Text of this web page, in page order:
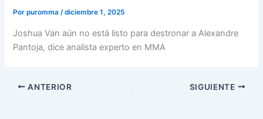
Porpuromma/diciembre 1, 2025
Joshua Van aún no está listo para destronar a Alexandre
Pantoja, dice analista experto en MMA
ANTERIOR SIGUIENTE